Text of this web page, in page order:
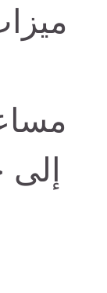
إلى